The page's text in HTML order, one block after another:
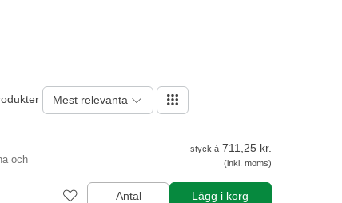
Mest relevanta
och
styck á 711,25 kr.
(inkl. moms)
Antal Lägg i korg